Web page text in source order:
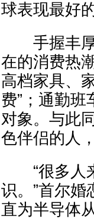
球表现最好
手握丰厚
在的消费热
高档家具、
费”；通勤
对象。与此
色伴侣的人
“很多人来
识。”首尔
直为半导体